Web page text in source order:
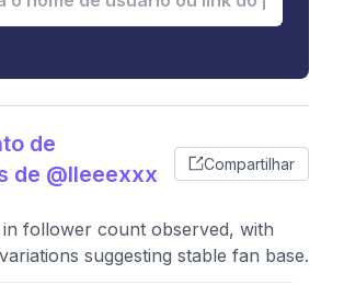
de
de @lleeexxx
Compartilhar
in follower count observed, with
suggesting stable fan base.